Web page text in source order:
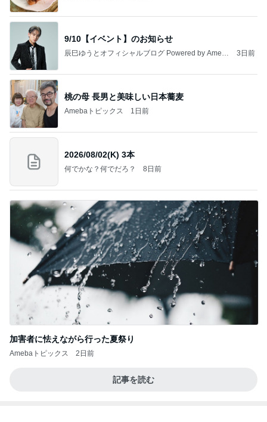
9/10【イベント】のお知らせ
辰巳ゆうとオフィシャルブログ Powered by Ameb
3日前
桃の母 長男と美味しい日本蕎麦
Amebaトピックス 1日前
2026/08/02(K) 3本
何でかな？何でだろ？ 8日前
加害者に怯えながら行った夏祭り
Amebaトピックス 2日前
記事を読む